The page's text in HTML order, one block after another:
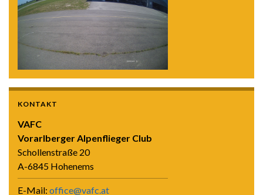
KONTAKT
VAFC
Vorarlberger Alpenflieger Club
Schollenstraße 20
A-6845 Hohenems
E-Mail: office@vafc.at